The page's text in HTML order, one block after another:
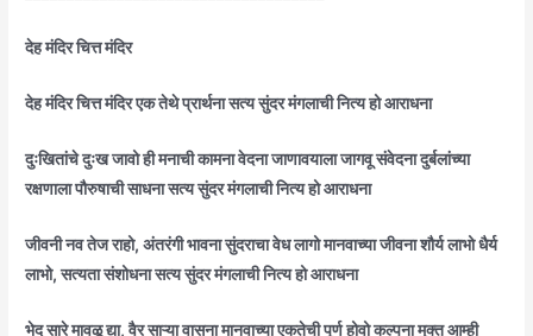
देह मंदिर चित्त मंदिर
देह मंदिर चित्त मंदिर एक तेथे प्रार्थना सत्य सुंदर मंगलाची नित्य हो आराधना
दुःखितांचे दुःख जावो ही मनाची कामना वेदना जाणावयाला जागवू संवेदना दुर्बलांच्या
रक्षणाला पौरुषाची साधना सत्य सुंदर मंगलाची नित्य हो आराधना
जीवनी नव तेज राहो, अंतरंगी भावना सुंदराचा वेध लागो मानवाच्या जीवना शौर्य लाभो धैर्य
लाभो, सत्यता संशोधना सत्य सुंदर मंगलाची नित्य हो आराधना
भेद सारे मावळू द्या, वैर साऱ्या वासना मानवाच्या एकतेची पूर्ण होवो कल्पना मुक्त आम्ही